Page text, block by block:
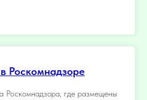
Роскомнадзоре
Роскомнадзора, где размещены